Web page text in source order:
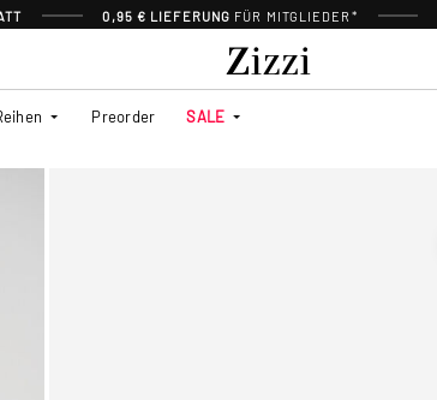
0,95 € LIEFERUNG FÜR MITGLIEDER*
Preorder SALE